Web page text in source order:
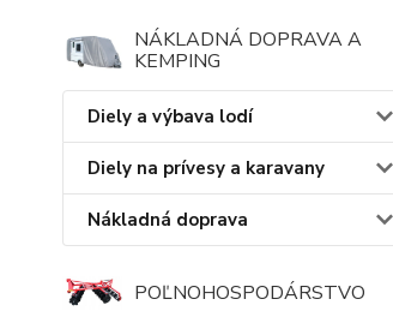
NÁKLADNÁ DOPRAVA A
KEMPING
Diely a výbava lodí
Diely na prívesy a karavany
Nákladná doprava
POĽNOHOSPODÁRSTVO